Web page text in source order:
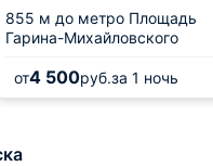
855 м до метро Площадь
Гарина-Михайловского
от4 500руб.за 1 ночь